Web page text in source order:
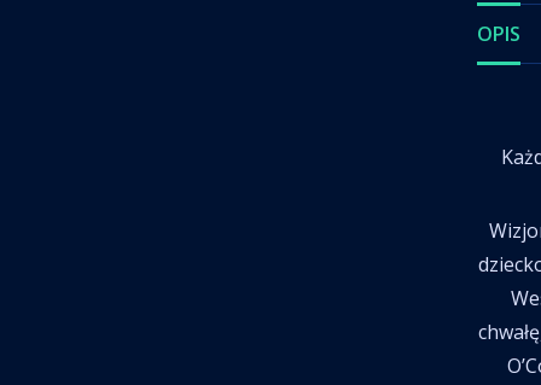
OPIS
Każda z Pań otrzyma od nas upominki, dodatkowo rozlosujemy 10 nagród głównych. Bilety w cenie 26 zł (nie
Wizjonerski twórca Luca Guadagnino przedstawia Challengers z Zendayą w roli Tashi Duncan, która jako złote